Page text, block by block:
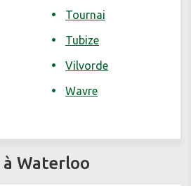
Tournai
Tubize
Vilvorde
Wavre
Waterloo